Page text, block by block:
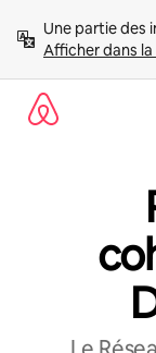
directement
contenu
Afficher dans